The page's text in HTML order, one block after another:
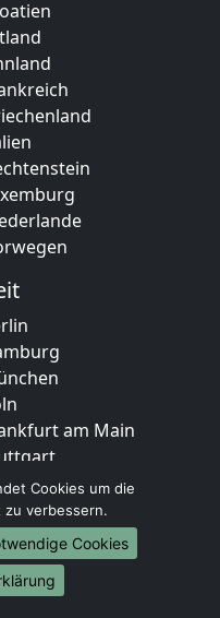
am Main
Cookies um die
verbessern.
Cookies